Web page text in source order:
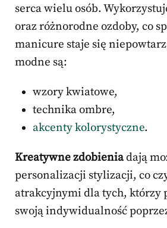
serca wielu osób.
oraz różnorodne ozdoby, co
manicure staje się
modne są:
wzory kwiatowe,
technika ombre,
akcenty kolorystyczne.
Kreatywne zdobieniadają
personalizacji stylizacji, co
atrakcyjnymi dla tych, którzy
swoją indywidualność